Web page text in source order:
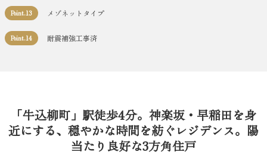
Point.13 メゾネットタイプ
Point.14 耐震補強工事済
「牛込柳町」駅徒歩4分。神楽坂・早稲田を身
近にする、穏やかな時間を紡ぐレジデンス。陽
当たり良好な3方角住戸